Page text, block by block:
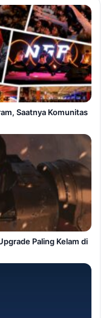
Saatnya Komunitas
Paling Kelam di